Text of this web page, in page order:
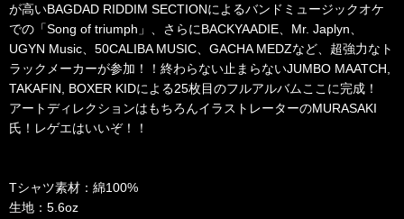
が高いBAGDAD RIDDIM SECTIONによるバンドミュージックオケ
での「Song of triumph」、さらにBACKYAADIE、Mr. Japlyn、
UGYN Music、50CALIBA MUSIC、GACHA MEDZなど、超強力なト
ラックメーカーが参加！！終わらない止まらないJUMBO MAATCH,
TAKAFIN, BOXER KIDによる25枚目のフルアルバムここに完成！
アートディレクションはもちろんイラストレーターのMURASAKI
氏！レゲエはいいぞ！！
Tシャツ素材：綿100%
生地：5.6oz